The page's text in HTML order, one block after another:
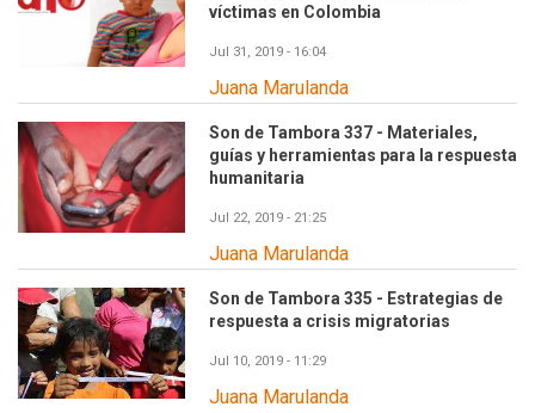
víctimas en Colombia
Jul 31, 2019 - 16:04
Juana Marulanda
Son de Tambora 337 - Materiales,
guías y herramientas para la respuesta
humanitaria
Jul 22, 2019 - 21:25
Juana Marulanda
Son de Tambora 335 - Estrategias de
respuesta a crisis migratorias
Jul 10, 2019 - 11:29
Juana Marulanda